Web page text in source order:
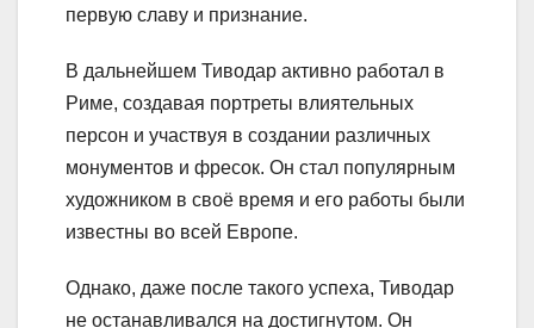
первую славу и признание.
В дальнейшем Тиводар активно работал в
Риме, создавая портреты влиятельных
персон и участвуя в создании различных
монументов и фресок. Он стал популярным
художником в своё время и его работы были
известны во всей Европе.
Однако, даже после такого успеха, Тиводар
не останавливался на достигнутом. Он